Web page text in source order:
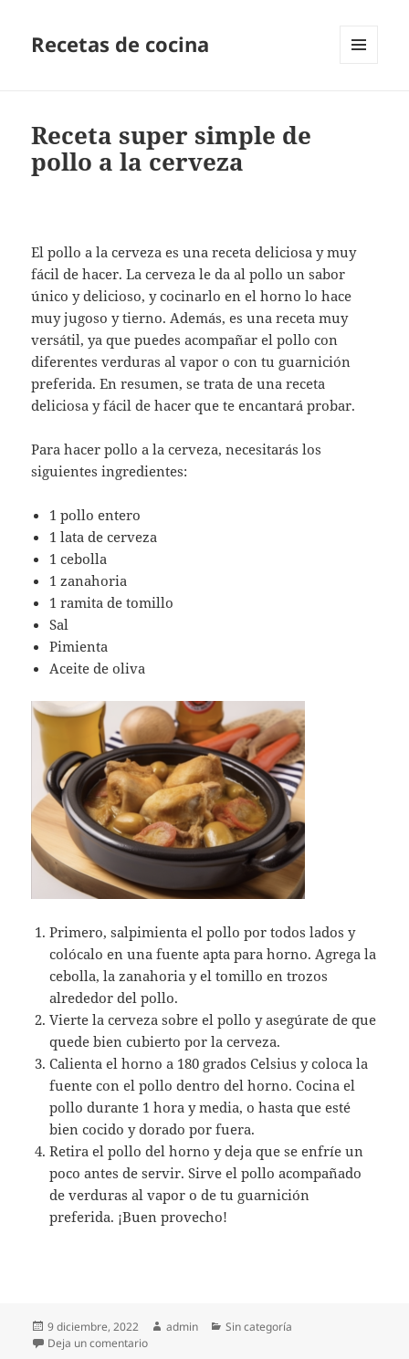
Recetas de cocina
Receta super simple de
pollo a la cerveza
El pollo a la cerveza es una receta deliciosa y muy
fácil de hacer. La cerveza le da al pollo un sabor
único y delicioso, y cocinarlo en el horno lo hace
muy jugoso y tierno. Además, es una receta muy
versátil, ya que puedes acompañar el pollo con
diferentes verduras al vapor o con tu guarnición
preferida. En resumen, se trata de una receta
deliciosa y fácil de hacer que te encantará probar.
Para hacer pollo a la cerveza, necesitarás los
siguientes ingredientes:
1 pollo entero
1 lata de cerveza
1 cebolla
1 zanahoria
1 ramita de tomillo
Sal
Pimienta
Aceite de oliva
Primero, salpimienta el pollo por todos lados y
colócalo en una fuente apta para horno. Agrega la
cebolla, la zanahoria y el tomillo en trozos
alrededor del pollo.
Vierte la cerveza sobre el pollo y asegúrate de que
quede bien cubierto por la cerveza.
Calienta el horno a 180 grados Celsius y coloca la
fuente con el pollo dentro del horno. Cocina el
pollo durante 1 hora y media, o hasta que esté
bien cocido y dorado por fuera.
Retira el pollo del horno y deja que se enfríe un
poco antes de servir. Sirve el pollo acompañado
de verduras al vapor o de tu guarnición
preferida. ¡Buen provecho!
Publicado
el
9 diciembre, 2022 Autor
admin Categorías
Sin categoría
Deja un comentarioen Receta super simple de pollo a la cerveza